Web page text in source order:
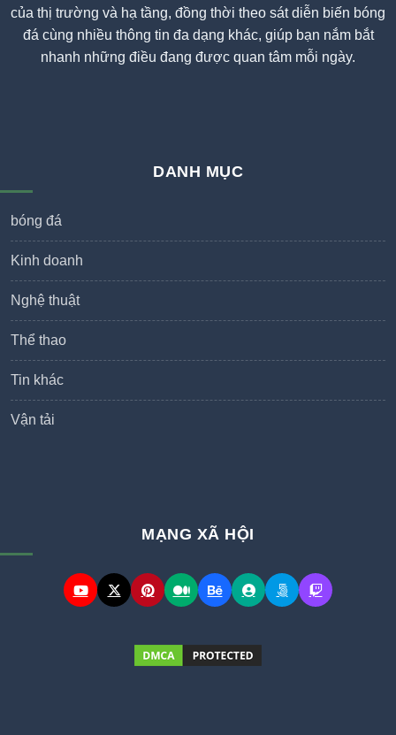
của thị trường và hạ tầng, đồng thời theo sát diễn biến bóng
đá cùng nhiều thông tin đa dạng khác, giúp bạn nắm bắt
nhanh những điều đang được quan tâm mỗi ngày.
DANH MỤC
bóng đá
Kinh doanh
Nghệ thuật
Thể thao
Tin khác
Vận tải
MẠNG XÃ HỘI